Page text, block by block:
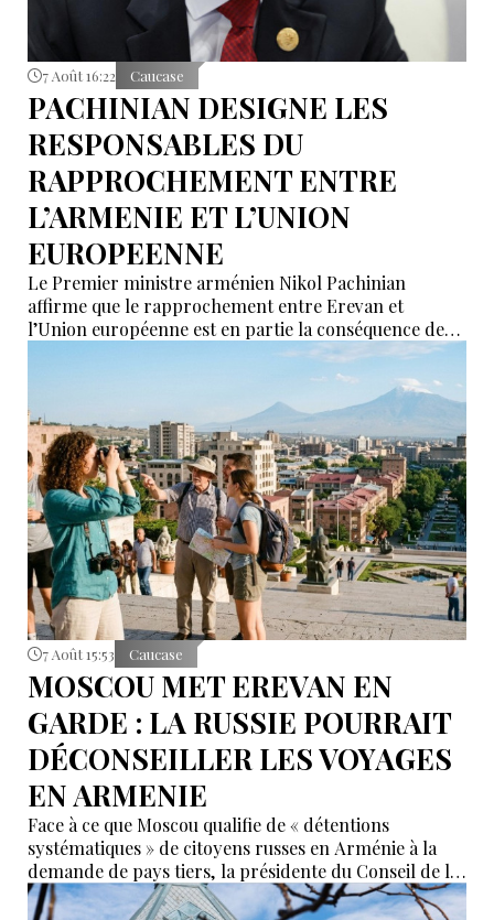
7 Août 16:22 Caucase
PACHINIAN DESIGNE LES
RESPONSABLES DU
RAPPROCHEMENT ENTRE
L’ARMENIE ET L’UNION
EUROPEENNE
Le Premier ministre arménien Nikol Pachinian
affirme que le rapprochement entre Erevan et
l’Union européenne est en partie la conséquence des
déclarations de certains partenaires de l’Union
économique eurasiatique (UEEA), qui auraient affirmé
que l’Arménie « n’était nécessaire à personne ». Selon
lui, ces propos ont poussé Erevan à rechercher de
nouvelles alternatives économiques et diplomatiques.
7 Août 15:53 Caucase
MOSCOU MET EREVAN EN
GARDE : LA RUSSIE POURRAIT
DÉCONSEILLER LES VOYAGES
EN ARMENIE
Face à ce que Moscou qualifie de « détentions
systématiques » de citoyens russes en Arménie à la
demande de pays tiers, la présidente du Conseil de la
Fédération, Valentina Matvienko, a adressé une mise